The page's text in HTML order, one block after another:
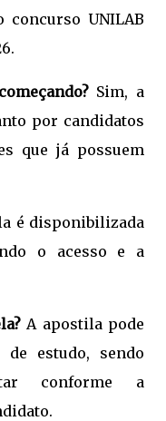
concurso UNILAB
Sim, a
por candidatos
que já possuem
é disponibilizada
o acesso e a
A apostila pode
estudo, sendo
conforme a